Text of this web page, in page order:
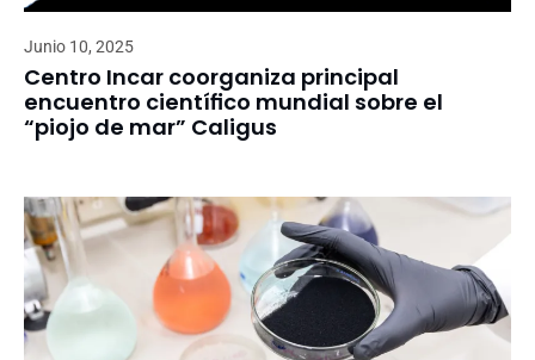
Junio 10, 2025
Centro Incar coorganiza principal
encuentro científico mundial sobre el
“piojo de mar” Caligus